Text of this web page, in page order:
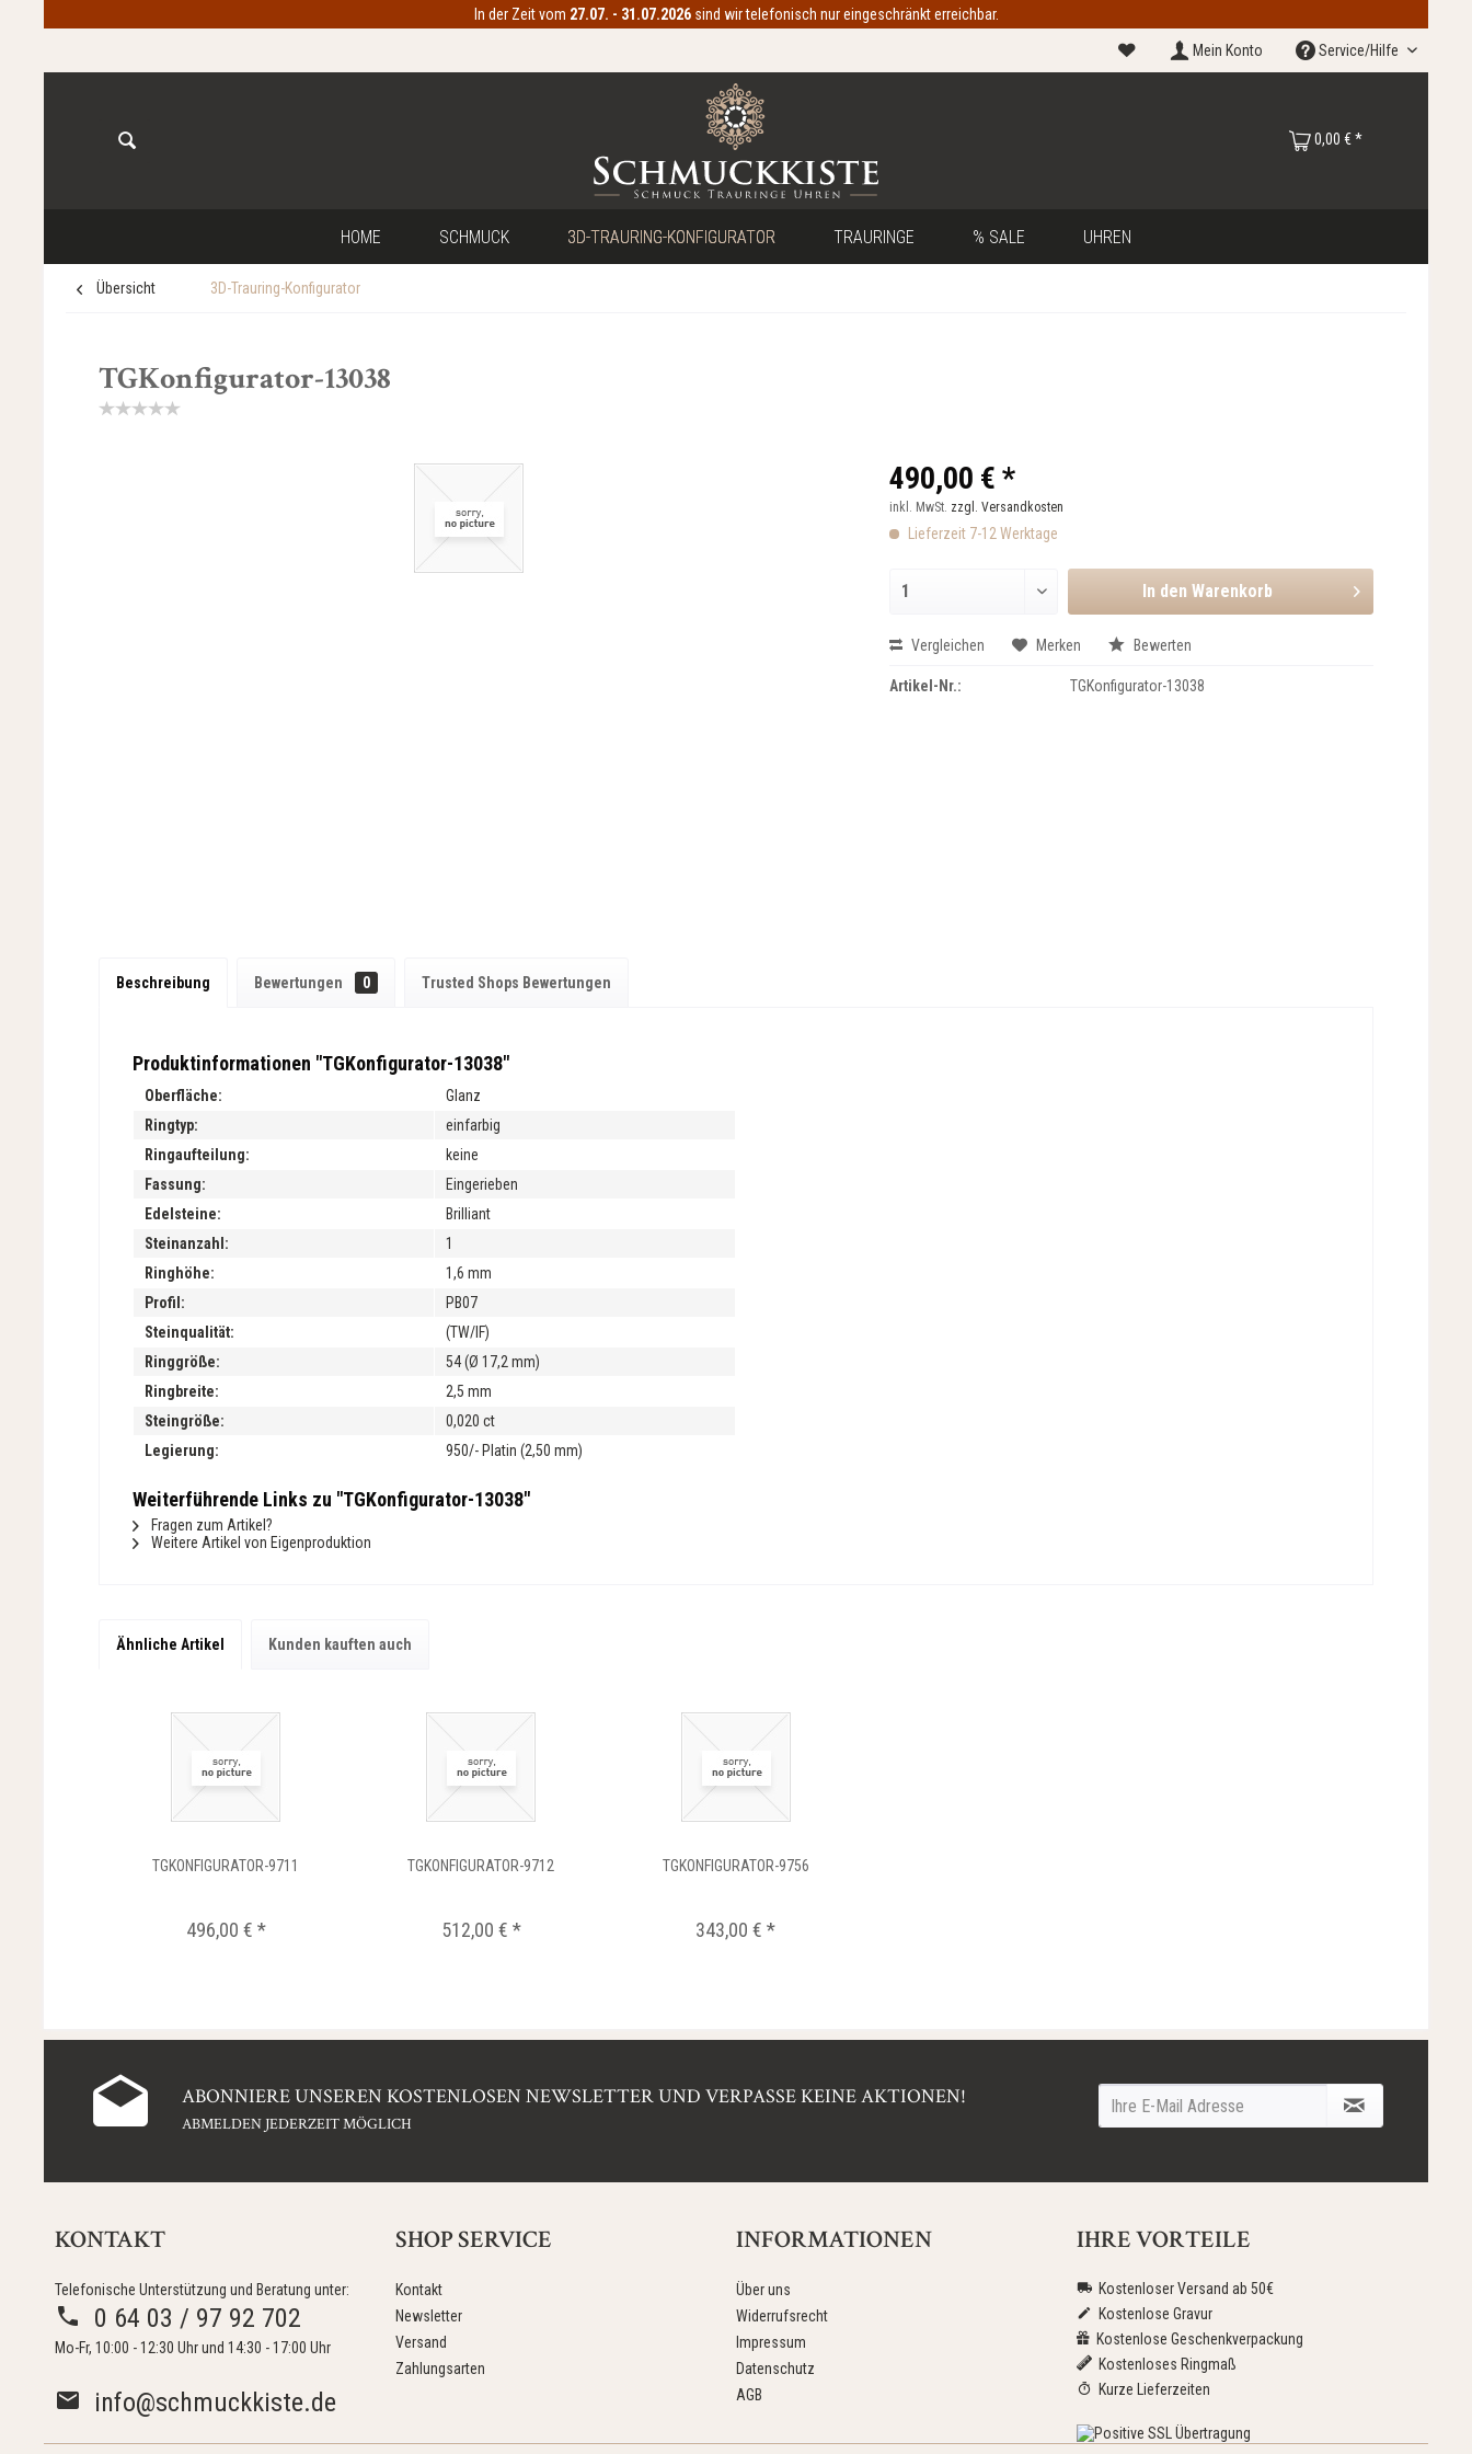
In der Zeit vom 27.07. - 31.07.2026 sind wir telefonisch nur eingeschränkt erreichbar.
Mein Konto Service/Hilfe
0,00 € *
HOME SCHMUCK 3D-TRAURING-KONFIGURATOR TRAURINGE % SALE UHREN
Übersicht 3D-Trauring-Konfigurator
TGKonfigurator-13038
490,00 € *
inkl. MwSt. zzgl. Versandkosten
Lieferzeit 7-12 Werktage
In den Warenkorb
Vergleichen Merken Bewerten
Artikel-Nr.: TGKonfigurator-13038
Beschreibung Bewertungen 0 Trusted Shops Bewertungen
Produktinformationen "TGKonfigurator-13038"
Oberfläche:
Glanz
Ringtyp:
einfarbig
Ringaufteilung:
keine
Fassung:
Eingerieben
Edelsteine:
Brilliant
Steinanzahl:
1
Ringhöhe:
1,6 mm
Profil:
PB07
Steinqualität:
(TW/IF)
Ringgröße:
54 (Ø 17,2 mm)
Ringbreite:
2,5 mm
Steingröße:
0,020 ct
Legierung:
950/- Platin (2,50 mm)
Weiterführende Links zu "TGKonfigurator-13038"
Fragen zum Artikel?
Weitere Artikel von Eigenproduktion
Ähnliche Artikel Kunden kauften auch
TGKONFIGURATOR-9711
496,00 € *
TGKONFIGURATOR-9712
512,00 € *
TGKONFIGURATOR-9756
343,00 € *
ABONNIERE UNSEREN KOSTENLOSEN NEWSLETTER UND VERPASSE KEINE AKTIONEN!
ABMELDEN JEDERZEIT MÖGLICH
KONTAKT
Telefonische Unterstützung und Beratung unter:
0 64 03 / 97 92 702
Mo-Fr, 10:00 - 12:30 Uhr und 14:30 - 17:00 Uhr
info@schmuckkiste.de
SHOP SERVICE
Kontakt
Newsletter
Versand
Zahlungsarten
INFORMATIONEN
Über uns
Widerrufsrecht
Impressum
Datenschutz
AGB
IHRE VORTEILE
Kostenloser Versand ab 50€
Kostenlose Gravur
Kostenlose Geschenkverpackung
Kostenloses Ringmaß
Kurze Lieferzeiten